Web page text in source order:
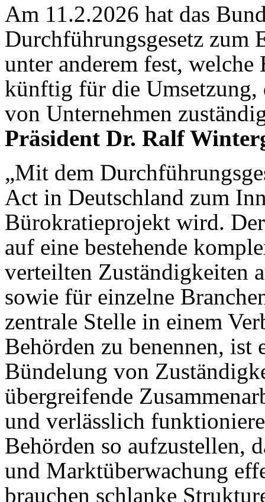
Am 11.2.2026 hat das
Durchführungsgesetz zum
unter anderem fest,
künftig für die
von Unternehmen
Präsident Dr. Ralf
„Mit dem
Act in Deutschland zum
Bürokratieprojekt wird.
auf eine bestehende
verteilten Zuständigkeiten
sowie für einzelne
zentrale Stelle in einem
Behörden zu benennen, ist
Bündelung von
übergreifende
und verlässlich
Behörden so aufzustellen,
und Marktüberwachung
brauchen schlanke